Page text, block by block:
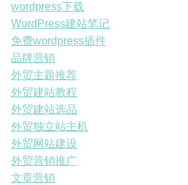
wordpress下载
WordPress建站笔记
免费wordpress插件
品牌营销
外贸主题推荐
外贸建站教程
外贸建站选品
外贸独立站主机
外贸网站建设
外贸营销推广
文章营销